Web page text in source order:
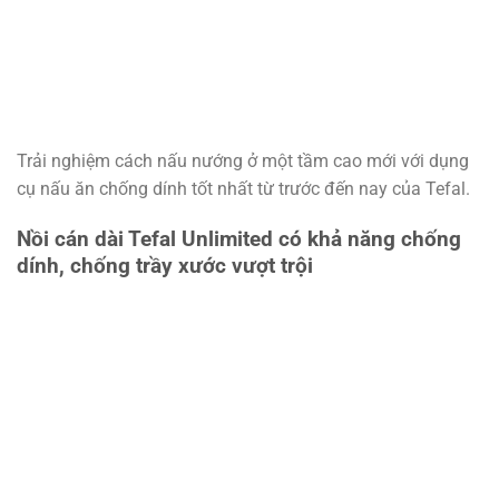
Trải nghiệm cách nấu nướng ở một tầm cao mới với dụng
cụ nấu ăn chống dính tốt nhất từ ​​trước đến nay của Tefal.
Nồi cán dài Tefal Unlimited có khả năng chống
dính, chống trầy xước vượt trội